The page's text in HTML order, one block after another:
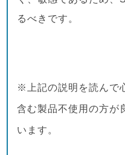
るべきです。
※上記の説明を読んで
含む製品不使用の方が
います。